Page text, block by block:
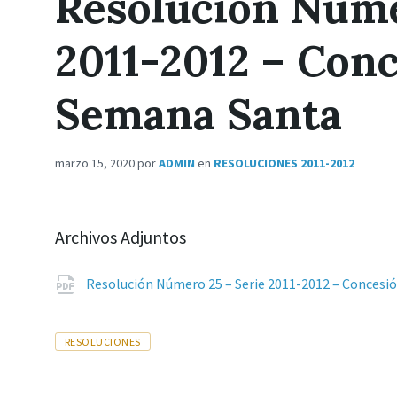
2011-2012 –
Semana Santa
marzo 15, 2020porADMIN en RESOLUCIONES 2011-2012
Archivos Adjuntos
Resolución Número 25 – Serie 2011-2012 –
Tags
RESOLUCIONES